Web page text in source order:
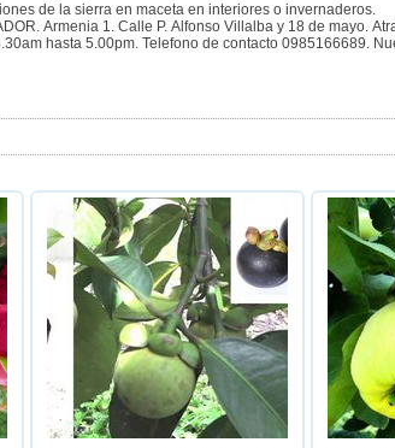
de la sierra en maceta en interiores o invernaderos.
Armenia 1. Calle P. Alfonso Villalba y 18 de mayo.
hasta 5.00pm. Telefono de contacto 0985166689.